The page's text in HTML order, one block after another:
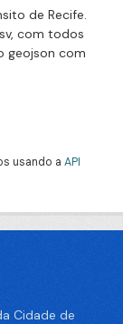
de Recife.
com todos
geojson com
usando a API
Cidade de